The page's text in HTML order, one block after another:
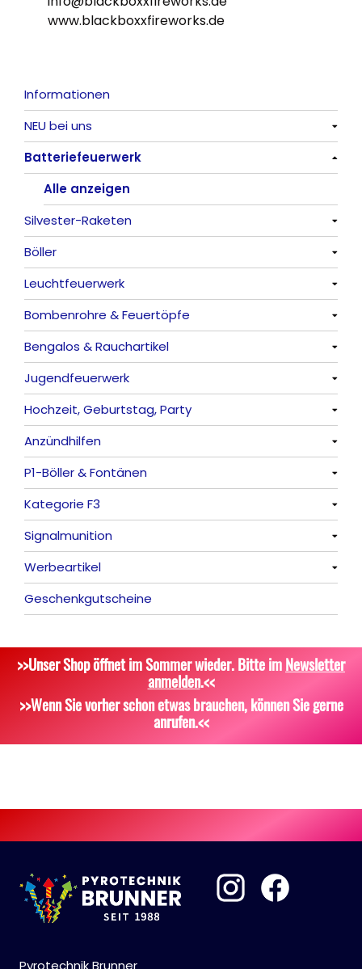
www.blackboxxfireworks.de
Informationen
NEU bei uns
Alle anzeigen
Batteriefeuerwerk
Alle anzeigen
Silvester-Raketen
Alle anzeigen
Böller
Alle anzeigen
China-Böller
Knaller / Kanonenschläge
Reibkopfknaller
Frösche, Pfeiffer
Leuchtfeuerwerk
Alle anzeigen
Vulkane
Fontänen
Sonnen
Feuervögel
Römische Lichter
Bombenrohre & Feuertöpfe
Alle anzeigen
Mit Rumms
Bezaubernde Effekte
Bengalos & Rauchartikel
Alle anzeigen
Bengalos
Rauchartikel
Jugendfeuerwerk
Alle anzeigen
Hochzeit, Geburtstag, Party
Alle anzeigen
Feuerschriften
Indoor-Fontänen
Herz- und Konfetti-Shooter
Wunderkerzen, Fackeln
Tischfeuerwerk
Dekoration, Knicklichter
Anzündhilfen
Alle anzeigen
P1-Böller & Fontänen
Alle anzeigen
Kategorie F3
Alle anzeigen
Signalmunition
Alle anzeigen
Platzpatronen
Zubehör
Werbeartikel
Alle anzeigen
Attrappen
Geschenkgutscheine
>>Unser Shop öffnet im Sommer wieder. Bitte imNewsletter
anmelden.<<
>>Wenn Sie vorher schon etwas brauchen, können Sie gerne
anrufen.<<
Pyrotechnik Brunner